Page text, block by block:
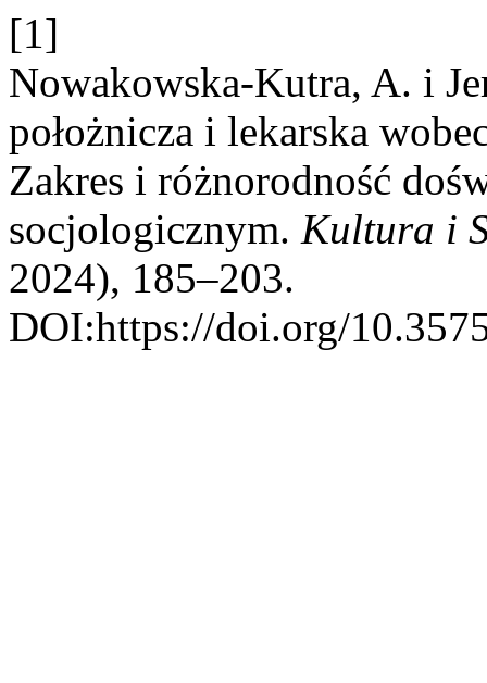
[1]
Nowakowska-Kutra, A. i
położnicza i lekarska
Zakres i różnorodność
socjologicznym. Kultura i
2024), 185–203.
DOI:https://doi.org/